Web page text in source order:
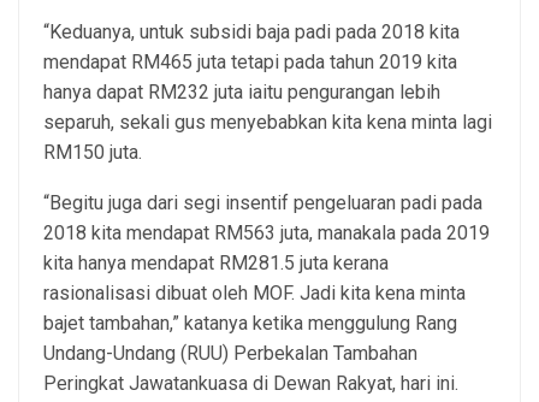
“Keduanya, untuk subsidi baja padi pada 2018 kita
mendapat RM465 juta tetapi pada tahun 2019 kita
hanya dapat RM232 juta iaitu pengurangan lebih
separuh, sekali gus menyebabkan kita kena minta lagi
RM150 juta.
“Begitu juga dari segi insentif pengeluaran padi pada
2018 kita mendapat RM563 juta, manakala pada 2019
kita hanya mendapat RM281.5 juta kerana
rasionalisasi dibuat oleh MOF. Jadi kita kena minta
bajet tambahan,” katanya ketika menggulung Rang
Undang-Undang (RUU) Perbekalan Tambahan
Peringkat Jawatankuasa di Dewan Rakyat, hari ini.